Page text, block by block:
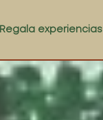
Regala experiencias